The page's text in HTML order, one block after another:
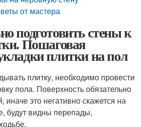
от мастера
подготовить стены к
Пошаговая
плитки на пол
плитку, необходимо провести
пола. Поверхность обязательно
это негативно скажется на
будут видны перепады,